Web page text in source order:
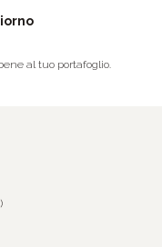
al tuo portafoglio.